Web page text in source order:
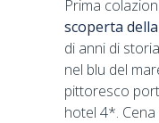
Prima
scoperta
di anni di
nel blu del
pittoresco
hotel 4*.